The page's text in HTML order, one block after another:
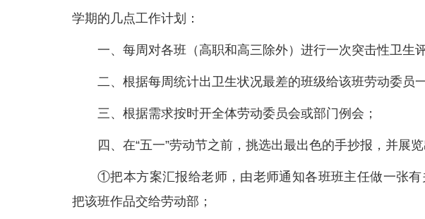
学期的几点工作计划：
一、每周对各班（高职和高三除外）进行一次突击性卫生
二、根据每周统计出卫生状况最差的班级给该班劳动委员
三、根据需求按时开全体劳动委员会或部门例会；
四、在“五一”劳动节之前，挑选出最出色的手抄报，并展
①把本方案汇报给老师，由老师通知各班班主任做一张有
把该班作品交给劳动部；